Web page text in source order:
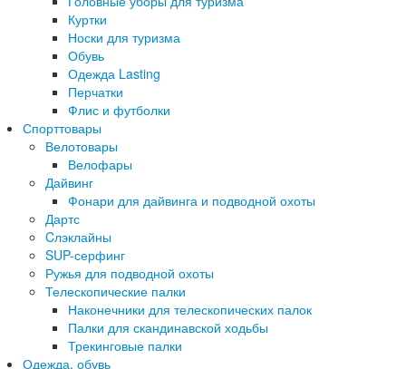
Куртки
Носки для туризма
Обувь
Одежда Lasting
Перчатки
Флис и футболки
Спорттовары
Велотовары
Велофары
Дайвинг
Фонари для дайвинга и подводной охоты
Дартс
Cлэклайны
SUP-серфинг
Ружья для подводной охоты
Телескопические палки
Наконечники для телескопических палок
Палки для скандинавской ходьбы
Трекинговые палки
Одежда, обувь